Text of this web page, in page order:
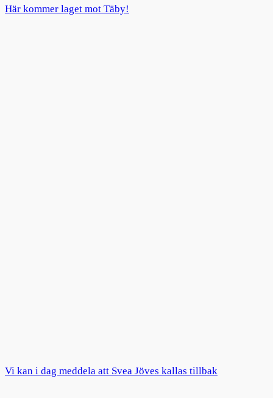
Här kommer laget mot Täby!
Vi kan i dag meddela att Svea Jöves kallas tillbak